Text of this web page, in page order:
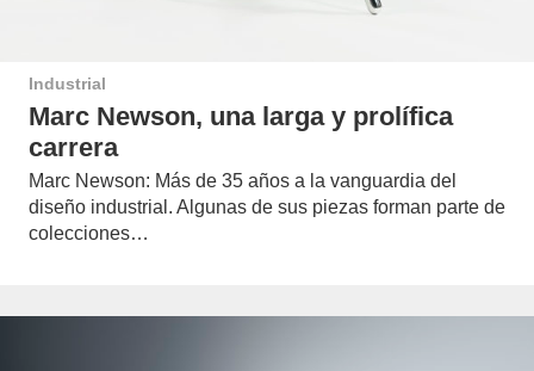
Industrial
Marc Newson, una larga y prolífica
carrera
Marc Newson: Más de 35 años a la vanguardia del
diseño industrial. Algunas de sus piezas forman parte de
colecciones…